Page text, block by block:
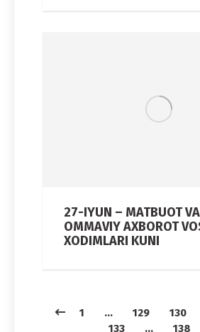
27-IYUN – MATBUOT VA
OMMAVIY AXBOROT
XODIMLARI KUNI
1 … 129 130
133
… 138